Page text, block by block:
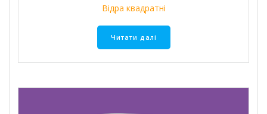
Відра квадратні
Читати далі